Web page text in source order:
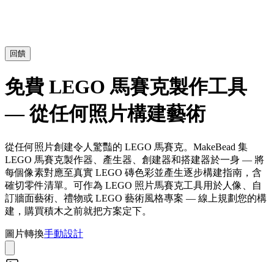
回饋
免費 LEGO 馬賽克製作工具
— 從任何照片構建藝術
從任何照片創建令人驚豔的 LEGO 馬賽克。MakeBead 集
LEGO 馬賽克製作器、產生器、創建器和搭建器於一身 — 將
每個像素對應至真實 LEGO 磚色彩並產生逐步構建指南，含
確切零件清單。可作為 LEGO 照片馬賽克工具用於人像、自
訂牆面藝術、禮物或 LEGO 藝術風格專案 — 線上規劃您的構
建，購買積木之前就把方案定下。
圖片轉換手動設計